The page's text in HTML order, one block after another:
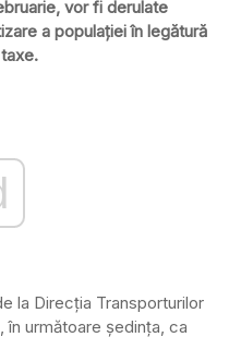
vor fi derulate
a populaţiei în legătură
la Direcţia Transporturilor
în următoare şedinţa, ca